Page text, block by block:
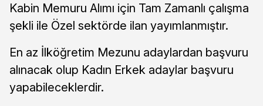
Kabin Memuru Alımı için Tam Zamanlı çalışma
şekli ile Özel sektörde ilan yayımlanmıştır.
En az İlköğretim Mezunu adaylardan başvuru
alınacak olup Kadın Erkek adaylar başvuru
yapabileceklerdir.